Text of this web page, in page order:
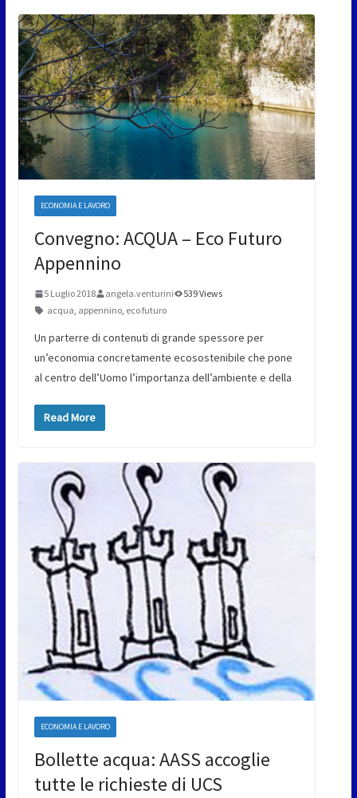
ECONOMIA E LAVORO
Convegno: ACQUA – Eco Futuro
Appennino
5 Luglio 2018 angela.venturini
539 Views
acqua, appennino, eco futuro
Un parterre di contenuti di grande spessore per
un’economia concretamente ecosostenibile che pone
al centro dell’Uomo l’importanza dell’ambiente e della
Read More
ECONOMIA E LAVORO
Bollette acqua: AASS accoglie
tutte le richieste di UCS